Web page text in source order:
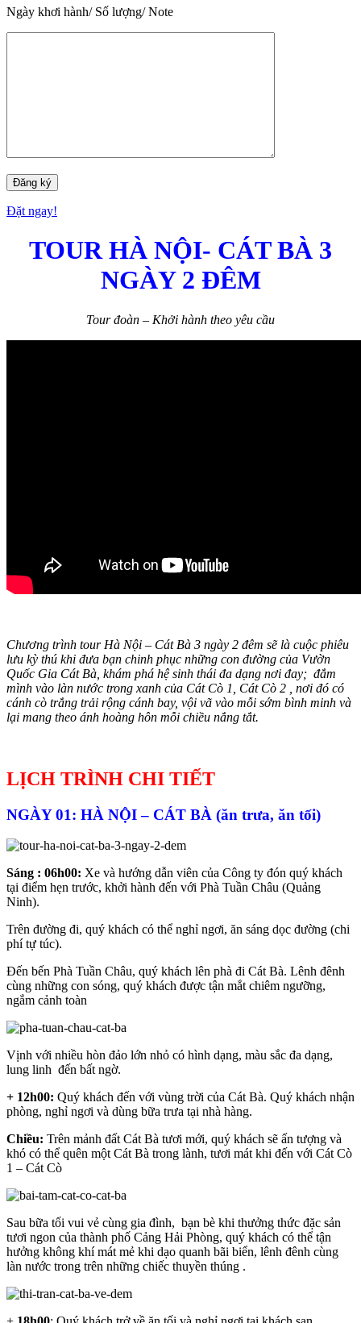
Ngày khơi hành/ Số lượng/ Note
Đặt ngay!
TOUR HÀ NỘI- CÁT BÀ 3
NGÀY 2 ĐÊM
Tour đoàn – Khởi hành theo yêu cầu
Chương trình tour Hà Nội – Cát Bà 3 ngày 2 đêm sẽ là cuộc phiêu
lưu kỳ thú khi đưa bạn chinh phục những con đường của Vườn
Quốc Gia Cát Bà, khám phá hệ sinh thái đa dạng nơi đay; đắm
mình vào làn nước trong xanh của Cát Cò 1, Cát Cò 2 , nơi đó có
cánh cò trắng trải rộng cánh bay, vội vã vào mỗi sớm bình minh và
lại mang theo ánh hoàng hôn mỗi chiều nắng tắt.
LỊCH TRÌNH CHI TIẾT
NGÀY 01: HÀ NỘI – CÁT BÀ (ăn trưa, ăn tối)
Sáng : 06h00: Xe và hướng dẫn viên của Công ty đón quý khách
tại điểm hẹn trước, khởi hành đến với Phà Tuần Châu (Quảng
Ninh).
Trên đường đi, quý khách có thể nghỉ ngơi, ăn sáng dọc đường (chi
phí tự túc).
Đến bến Phà Tuần Châu, quý khách lên phà đi Cát Bà. Lênh đênh
cùng những con sóng, quý khách được tận mắt chiêm ngưỡng,
ngắm cảnh toàn
Vịnh với nhiều hòn đảo lớn nhỏ có hình dạng, màu sắc đa dạng,
lung linh đến bất ngờ.
+ 12h00: Quý khách đến với vùng trời của Cát Bà. Quý khách nhận
phòng, nghỉ ngơi và dùng bữa trưa tại nhà hàng.
Chiều: Trên mảnh đất Cát Bà tươi mới, quý khách sẽ ấn tượng và
khó có thể quên một Cát Bà trong lành, tươi mát khi đến với Cát Cò
1 – Cát Cò
Sau bữa tối vui vẻ cùng gia đình, bạn bè khi thưởng thức đặc sản
tươi ngon của thành phố Cảng Hải Phòng, quý khách có thể tận
hưởng không khí mát mẻ khi dạo quanh bãi biển, lênh đênh cùng
làn nước trong trên những chiếc thuyền thúng .